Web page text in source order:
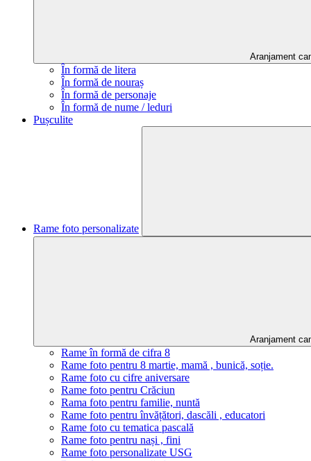
Aranjament
În formă de litera
În formă de nouraș
În formă de personaje
În formă de nume / leduri
Pușculite
Rame foto personalizate
Aranjament
Rame în formă de cifra 8
Rame foto pentru 8 martie, mamă , bunică, soție.
Rame foto cu cifre aniversare
Rame foto pentru Crăciun
Rama foto pentru familie, nuntă
Rame foto pentru învățători, dascăli , educatori
Rame foto cu tematica pascală
Rame foto pentru nași , fini
Rame foto personalizate USG